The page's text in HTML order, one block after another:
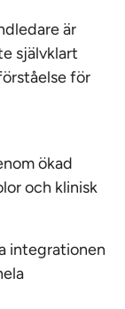
är
självklart
för
ökad
och ­klinisk
integrationen